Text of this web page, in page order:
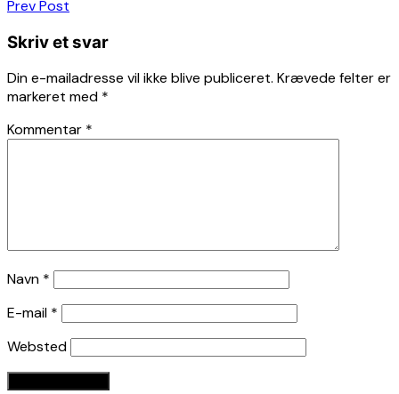
Indlægsnavigation
Prev Post
Skriv et svar
Din e-mailadresse vil ikke blive publiceret. Krævede felter er
markeret med *
Kommentar *
Navn *
E-mail *
Websted